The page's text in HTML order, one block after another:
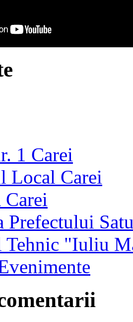
1 Carei
Local Carei
Carei
Prefectului
Tehnic "Iuliu